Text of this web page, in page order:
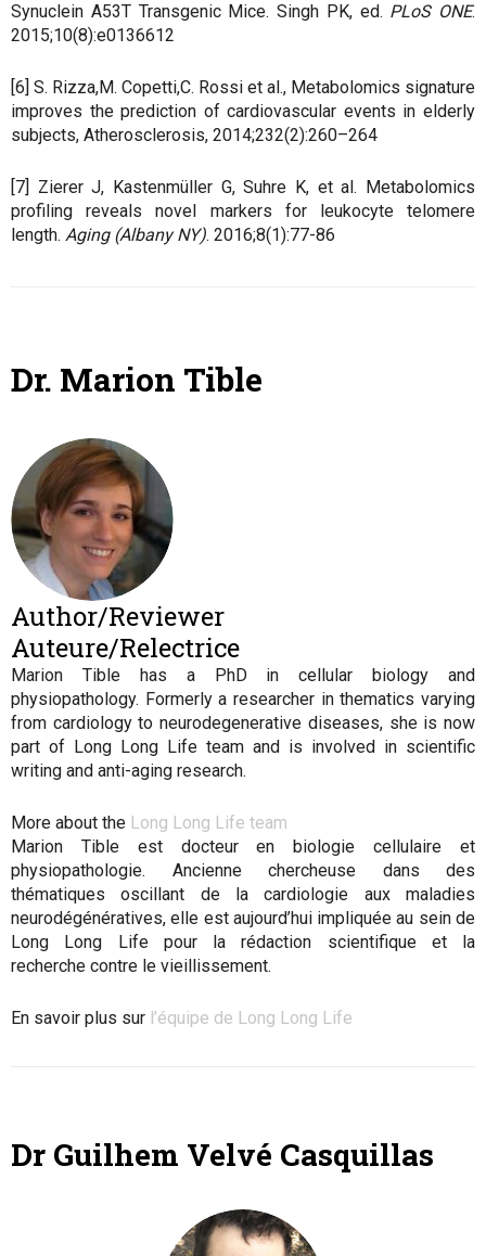
Synuclein A53T Transgenic Mice. Singh PK, ed. PLoS ONE.
2015;10(8):e0136612
[6] S. Rizza,M. Copetti,C. Rossi et al., Metabolomics signature
improves the prediction of cardiovascular events in elderly
subjects, Atherosclerosis, 2014;232(2):260–264
[7] Zierer J, Kastenmüller G, Suhre K, et al. Metabolomics
profiling reveals novel markers for leukocyte telomere
length. Aging (Albany NY). 2016;8(1):77-86
Dr. Marion Tible
Author/Reviewer
Auteure/Relectrice
Marion Tible has a PhD in cellular biology and
physiopathology. Formerly a researcher in thematics varying
from cardiology to neurodegenerative diseases, she is now
part of Long Long Life team and is involved in scientific
writing and anti-aging research.
More about the Long Long Life team
Marion Tible est docteur en biologie cellulaire et
physiopathologie. Ancienne chercheuse dans des
thématiques oscillant de la cardiologie aux maladies
neurodégénératives, elle est aujourd’hui impliquée au sein de
Long Long Life pour la rédaction scientifique et la
recherche contre le vieillissement.
En savoir plus sur l’équipe de Long Long Life
Dr Guilhem Velvé Casquillas